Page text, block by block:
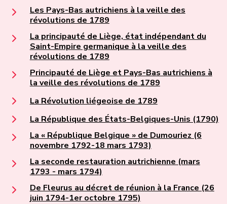
Les Pays-Bas autrichiens à la veille des
révolutions de 1789
La principauté de Liège, état indépendant du
Saint-Empire germanique à la veille des
révolutions de 1789
Principauté de Liège et Pays-Bas autrichiens à
la veille des révolutions de 1789
La Révolution liégeoise de 1789
La République des États-Belgiques-Unis (1790)
La « République Belgique » de Dumouriez (6
novembre 1792-18 mars 1793)
La seconde restauration autrichienne (mars
1793 - mars 1794)
De Fleurus au décret de réunion à la France (26
juin 1794-1er octobre 1795)